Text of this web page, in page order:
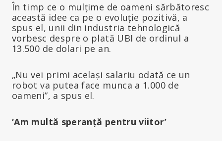
În timp ce o mulțime de oameni sărbătoresc
această idee ca pe o evoluție pozitivă, a
spus el, unii din industria tehnologică
vorbesc despre o plată UBI de ordinul a
13.500 de dolari pe an.
„Nu vei primi același salariu odată ce un
robot va putea face munca a 1.000 de
oameni”, a spus el.
‘Am multă speranță pentru viitor’